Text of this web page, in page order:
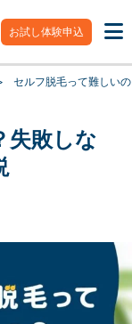
お試し体験申込
セルフ脱毛って難しい
失敗しな